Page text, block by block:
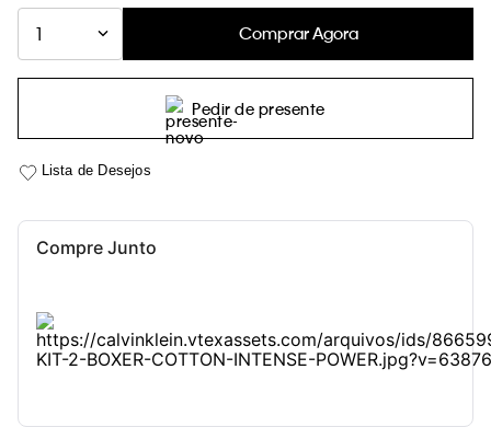
1 Comprar Agora
Pedir de presente
Compre Junto